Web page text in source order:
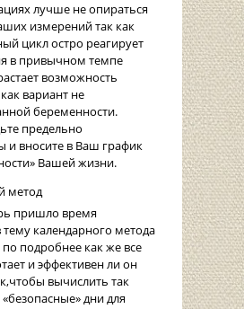
лучше не опираться
измерений так как
цикл остро реагирует
в привычном темпе
возможность
вариант не
беременности.
предельно
и вносите в Ваш график
Вашей жизни.
метод
пришло время
тему календарного метода
по подробнее как же все
и эффективен ли он
вычислить так
дни для